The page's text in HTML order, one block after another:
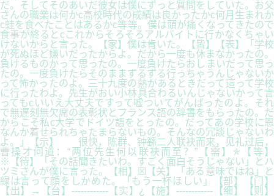
だ。そしてそのあいだ彼女は僕にずっと質問をしていた。お父
さんの職業は何かc高校時代の成績は良かったかc何月生まれか
c蛙を食べたことはあるかc等等。僕は頭が痛くなってきたので
食事が終るとcこれからそろそろアルバイトに行かなくちゃい
けないからと言った。【家】僕は肯いた。【皆】【表】「学校
が死ぬほど嫌いだったからよ。だから一度も休まなかったの。
負けるものかって思ったの。一度負けたらおしまいだって思っ
たの。一度負けたらそのままずるずる行っちゃうんじゃないか
って怖かったのよ。三十九度の熱があるときだって這って学校
に行ったわよ。先生がおい小林具合わるいんじゃないかって言
ってもcいいえ大丈夫ですって嘘ついてがんばったのよ。それ
で無遅刻無欠席の表彰状とフランス語の辞書をもらったの。だ
からこそ私c大学でドイツ語をとったの。だってあの学校に恩
なんか着せられちゃたまらないもの。そんなの冗談じゃないわ
よ。」【示】 很快，陈群、钟繇二人联袂而来，见礼过后，
曹操才问道：“两位先生何以联袂而至？”【需】✯【等】
※【待】「その話聞きたいわ。すごく面白そうじゃない」とハ
ツミさんが僕に言った。【相】☒【关】「ある意味ではね」と
緑は言って顔をしかめた。「もう一杯ほしい」【部】【门】
【出】→【台】------------【实】¿【施】------------【细】【则】